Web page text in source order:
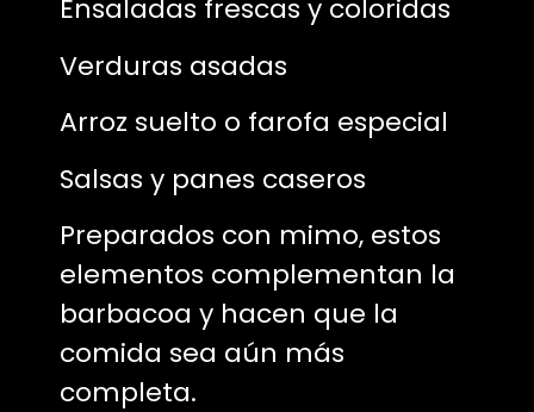
Ensaladas frescas y coloridas
Verduras asadas
Arroz suelto o farofa especial
Salsas y panes caseros
Preparados con mimo, estos
elementos complementan la
barbacoa y hacen que la
comida sea aún más
completa.